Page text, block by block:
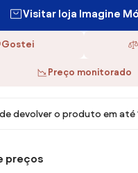
Visitar loja Imagine
Gostei
Preço monitorado
devolver o produto em até
preços